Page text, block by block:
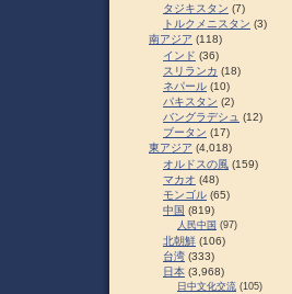
タジキスタン (7)
トルクメニスタン (3)
南アジア (118)
インド (36)
スリランカ (18)
ネパール (10)
パキスタン (2)
バングラデシュ (12)
ブータン (17)
東アジア (4,018)
オルドスの風 (159)
マカオ (48)
モンゴル (65)
中国 (819)
人民中国 (97)
北朝鮮 (106)
台湾 (333)
日本 (3,968)
日中文化交流 (105)